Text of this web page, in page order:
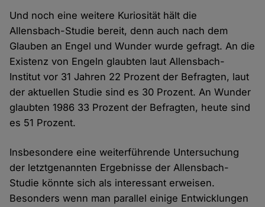
Und noch eine weitere Kuriosität hält die
Allensbach-Studie bereit, denn auch nach dem
Glauben an Engel und Wunder wurde gefragt. An die
Existenz von Engeln glaubten laut Allensbach-
Institut vor 31 Jahren 22 Prozent der Befragten, laut
der aktuellen Studie sind es 30 Prozent. An Wunder
glaubten 1986 33 Prozent der Befragten, heute sind
es 51 Prozent.
Insbesondere eine weiterführende Untersuchung
der letztgenannten Ergebnisse der Allensbach-
Studie könnte sich als interessant erweisen.
Besonders wenn man parallel einige Entwicklungen